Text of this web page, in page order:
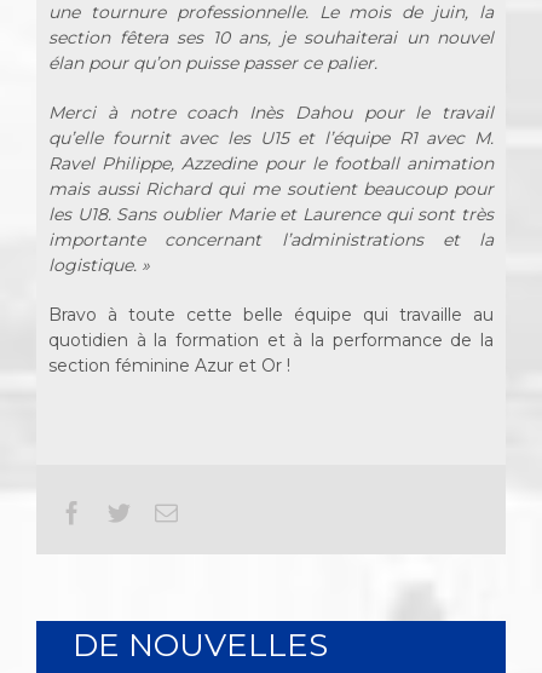
une tournure professionnelle. Le mois de juin, la
section fêtera ses 10 ans, je souhaiterai un nouvel
élan pour qu’on puisse passer ce palier.
Merci à notre coach Inès Dahou pour le travail
qu’elle fournit avec les U15 et l’équipe R1 avec M.
Ravel Philippe, Azzedine pour le football animation
mais aussi Richard qui me soutient beaucoup pour
les U18. Sans oublier Marie et Laurence qui sont très
importante concernant l’administrations et la
logistique. »
Bravo à toute cette belle équipe qui travaille au
quotidien à la formation et à la performance de la
section féminine Azur et Or !
Facebook
TwitterEmail
DE NOUVELLES